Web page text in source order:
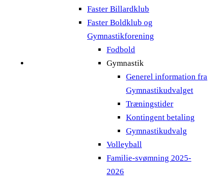
Faster Billardklub
Faster Boldklub og
Gymnastikforening
Fodbold
Gymnastik
Generel information fra
Gymnastikudvalget
Træningstider
Kontingent betaling
Gymnastikudvalg
Volleyball
Familie-svømning 2025-
2026